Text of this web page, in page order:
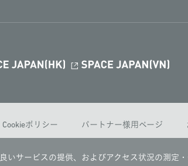
Cookieポリシー パートナー様用ページ
いサービスの提供、およびアクセス状況の測定・